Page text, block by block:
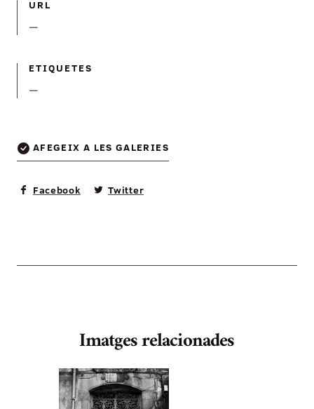
URL
—
ETIQUETES
—
AFEGEIX A LES GALERIES
Facebook Twitter
Imatges relacionades